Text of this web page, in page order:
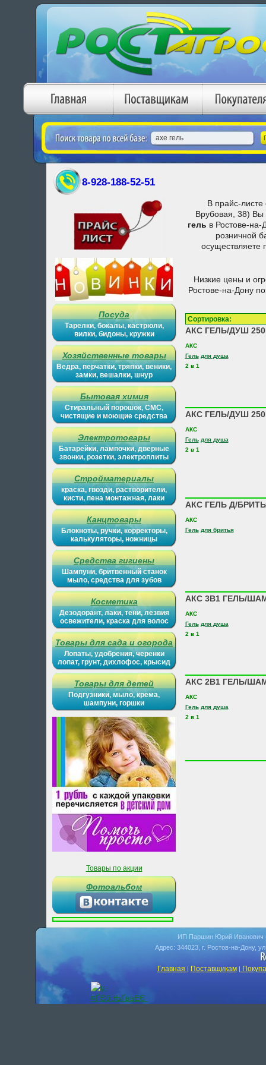
8-928-188-52-51
Посуда
Тарелки, бокалы, кастрюли,
вилки, бидоны, кружки
Хозяйственные товары
Ведра, перчатки, тряпки, веники,
замки, вешалки, шнур
Бытовая химия
Стиральный порошок, СМС,
чистящие и моющие средства
Электротовары
Батарейки, лампочки, дверные
звонки, розетки, электроплиты
Стройматериалы
краска, гвозди, растворители,
кисти, пена монтажная, лаки
Канцтовары
Блокноты, ручки, корректоры,
калькуляторы, ножницы
Средства гигиены
Шампуни, бритвенный станок
мыло, средства для зубов
Косметика
Дезодорант, лаки, тени, лезвия
освежители, краска для волос
Товары для сада и огорода
Лопаты, удобрения, черенки
лопат, грунт, дихлофос, крысид
Товары для детей
Подгузники, мыло, крема,
шампуни, горшки
Товары по акции
Фотоальбом
В прайс-листе
Врубовая, 38) Вы
гель в Ростове-
розничной
осуществляете
Низкие цены и
Ростове-на-Дону
АКС ГЕЛЬ/ДУШ
АКС
Гель для душа
2 в 1
АКС ГЕЛЬ/ДУШ
АКС
Гель для душа
2 в 1
АКС ГЕЛЬ Д/
АКС
Гель для бритья
АКС 3В1 ГЕЛЬ/
АКС
Гель для душа
2 в 1
АКС 2В1 ГЕЛЬ/
АКС
Гель для душа
2 в 1
ИП Паршин Юрий Иванович
Адрес: 344023, г. Ростов-на-Дону,
Главная | Поставщикам|